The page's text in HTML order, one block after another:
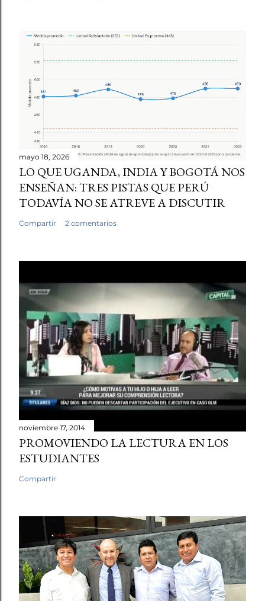
mayo 18, 2026
LO QUE UGANDA, INDIA Y BOGOTÁ NOS
ENSEÑAN: TRES PISTAS QUE PERÚ
TODAVÍA NO SE ATREVE A DISCUTIR
Compartir 2 comentarios
noviembre 17, 2014
PROMOVIENDO LA LECTURA EN LOS
ESTUDIANTES
Compartir